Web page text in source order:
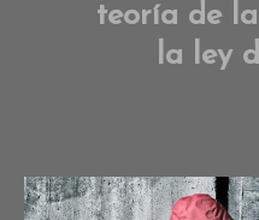
teoría de
la ley